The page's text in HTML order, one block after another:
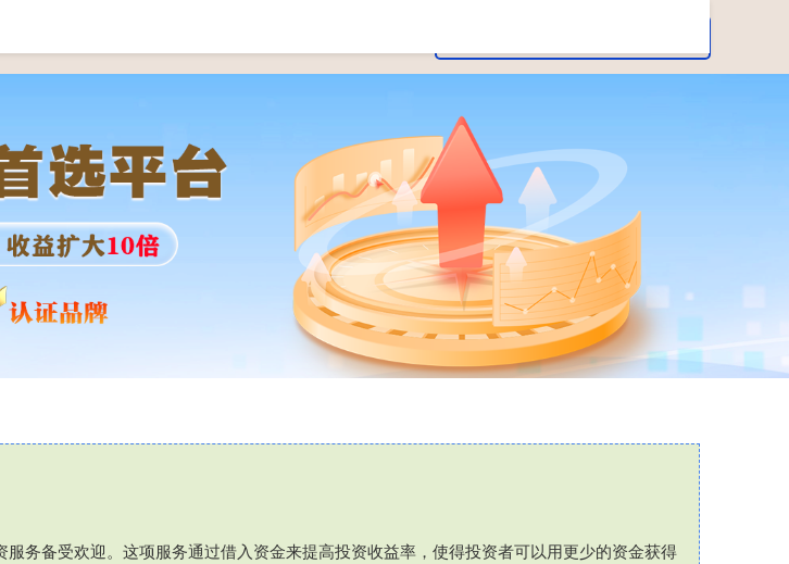
务备受欢迎。这项服务通过借入资金来提高投资收益率，使得投资者可以用更少的资金获得